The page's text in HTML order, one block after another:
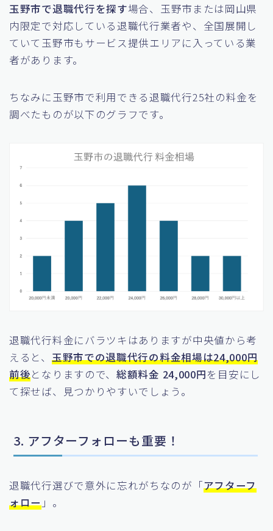
玉野市で退職代行を探す場合、玉野市または岡山県
内限定で対応している退職代行業者や、全国展開し
ていて玉野市もサービス提供エリアに入っている業
者があります。
ちなみに玉野市で利用できる退職代行25社の料金を
調べたものが以下のグラフです。
退職代行料金にバラツキはありますが中央値から考
えると、 玉野市での退職代行の料金相場は24,000円
前後となりますので、総額料金 24,000円を目安にし
て探せば、見つかりやすいでしょう。
3. アフターフォローも重要！
退職代行選びで意外に忘れがちなのが「アフターフ
ォロー 」。